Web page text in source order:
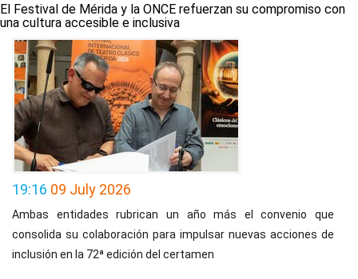
El Festival de Mérida y la ONCE refuerzan su compromiso con
una cultura accesible e inclusiva
19:16 09 July 2026
Ambas entidades rubrican un año más el convenio que
consolida su colaboración para impulsar nuevas acciones de
inclusión en la 72ª edición del certamen